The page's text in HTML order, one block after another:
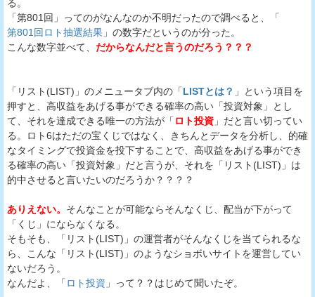
る。
「第801回」ってのがなんなのか不明だったので調べると、「
第801回ロト抽選結果 」の数字だというのが分った。
こんな数字並べて、 だからなんだと言うのだろう？？？
「リスト(LIST)」のメニュータブ内の「LISTとは？ 」という項目を
押すと、高収益をあげる事ができる確率の高い「投資対象」とし
て、それを達成できる唯一の方法が「 ロト投資 」だと言い切ってい
る。ロト6はただの宝くじではなく、きちんとデータを分析し、的確
なタイミングで投資金を投下することで、高収益をあげる事ができ
る確率の高い「投資対象」だと言うが、それを「リスト(LIST)」は
的中させると言いたいのだろうか？？？？
ありえない。 そんなことが可能ならそんなくじ、配当が下がって
「くじ」にならなくなる。
そもそも、「リスト(LIST)」の運営者がそんなくじを当てられるな
ら、こんな「リスト(LIST)」のようなショボいサイトを運営してい
ないだろう。
なんだよ、「 ロト投資 」って？？はじめて聞いたぞ。